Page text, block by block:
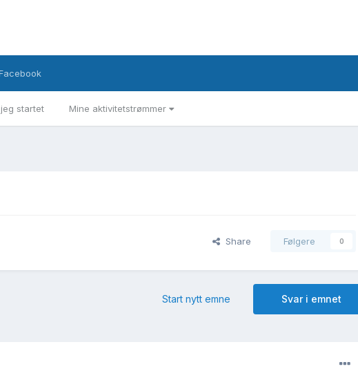
startet Mine aktivitetstrømmer
Share Følgere 0
Svar i emnet
Start nytt emne